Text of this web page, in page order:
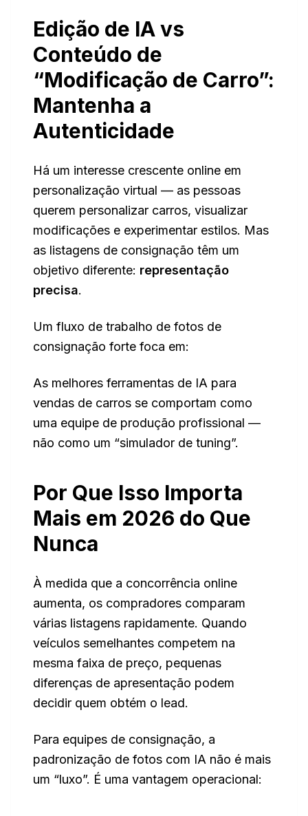
Edição de IA vs
Conteúdo de
“Modificação de Carro”:
Mantenha a
Autenticidade
Há um interesse crescente online em
personalização virtual — as pessoas
querem personalizar carros, visualizar
modificações e experimentar estilos. Mas
as listagens de consignação têm um
objetivo diferente: representação
precisa.
Um fluxo de trabalho de fotos de
consignação forte foca em:
As melhores ferramentas de IA para
vendas de carros se comportam como
uma equipe de produção profissional —
não como um “simulador de tuning”.
Por Que Isso Importa
Mais em 2026 do Que
Nunca
À medida que a concorrência online
aumenta, os compradores comparam
várias listagens rapidamente. Quando
veículos semelhantes competem na
mesma faixa de preço, pequenas
diferenças de apresentação podem
decidir quem obtém o lead.
Para equipes de consignação, a
padronização de fotos com IA não é mais
um “luxo”. É uma vantagem operacional: